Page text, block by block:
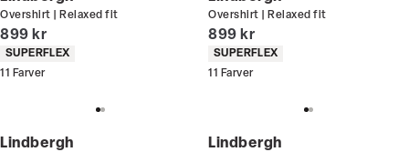
Overshirt | Relaxed fit
I alt (inkl. rabat)
899 kr
Produkt egenskaber
SUPERFLEX
11 Farver
Overshirt | Relaxed fit
I alt (inkl. rabat)
899 kr
Produkt egenskaber
SUPERFLEX
11 Farver
Lindbergh Lindbergh